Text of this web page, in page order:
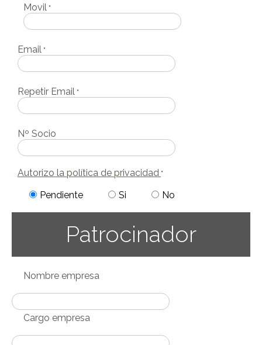
Movil *
Email *
Repetir Email *
Nº Socio
Autorizo la política de privacidad *
Pendiente Si No
Patrocinador
Nombre empresa
Cargo empresa